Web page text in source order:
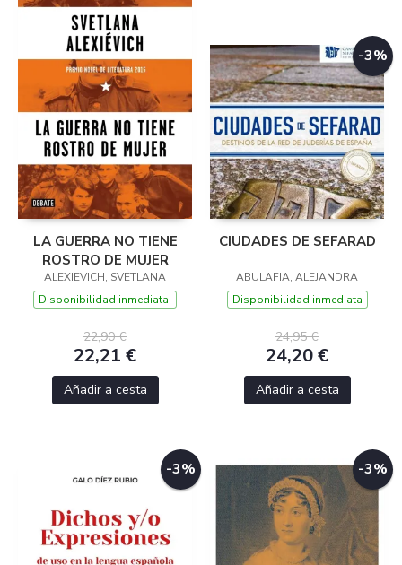
LA GUERRA NO TIENE
ROSTRO DE MUJER
ALEXIEVICH, SVETLANA
Disponibilidad inmediata.
22,90 €
22,21 €
Añadir a cesta
-3%
CIUDADES DE SEFARAD
ABULAFIA, ALEJANDRA
Disponibilidad inmediata
24,95 €
24,20 €
Añadir a cesta
-3% -3%